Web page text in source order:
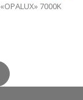
7000K